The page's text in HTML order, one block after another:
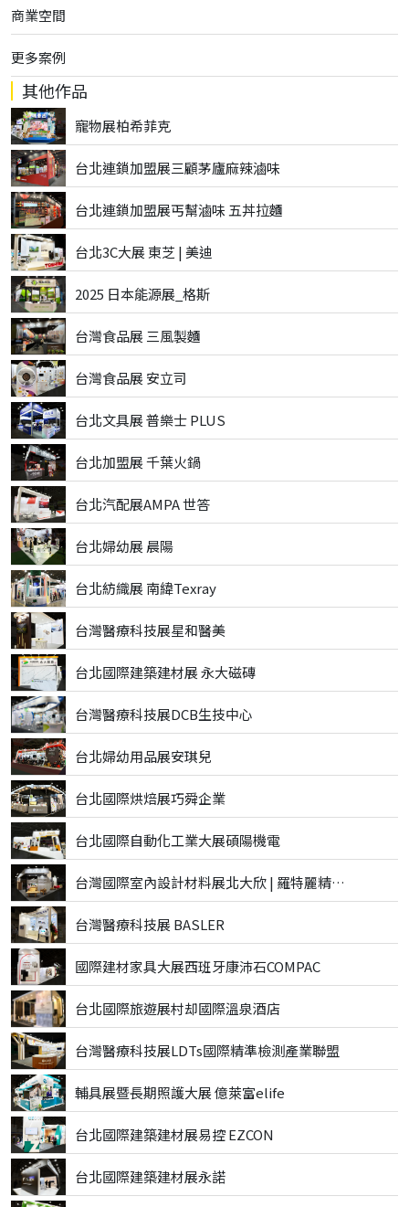
商業空間
更多案例
其他作品
寵物展柏希菲克
台北連鎖加盟展三顧茅廬麻辣滷味
台北連鎖加盟展丐幫滷味 五丼拉麵
台北3C大展 東芝 | 美迪
2025 日本能源展_格斯
台灣食品展 三風製麵
台灣食品展 安立司
台北文具展 普樂士 PLUS
台北加盟展 千葉火鍋
台北汽配展AMPA 世答
台北婦幼展 晨陽
台北紡織展 南緯Texray
台灣醫療科技展星和醫美
台北國際建築建材展 永大磁磚
台灣醫療科技展DCB生技中心
台北婦幼用品展安琪兒
台北國際烘焙展巧舜企業
台北國際自動化工業大展碩陽機電
台灣國際室內設計材料展北大欣 | 羅特麗精品磁磚
台灣醫療科技展 BASLER
國際建材家具大展西班牙康沛石COMPAC
台北國際旅遊展村却國際溫泉酒店
台灣醫療科技展LDTs國際精準檢測產業聯盟
輔具展暨長期照護大展 億萊富elife
台北國際建築建材展易控 EZCON
台北國際建築建材展永諾